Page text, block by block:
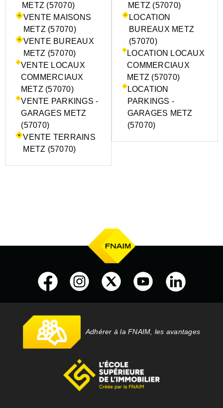
METZ (57070)
VENTE MAISONS
METZ (57070)
VENTE BUREAUX
METZ (57070)
VENTE LOCAUX
COMMERCIAUX
METZ (57070)
VENTE PARKINGS -
GARAGES METZ
(57070)
VENTE TERRAINS
METZ (57070)
METZ (57070)
LOCATION
BUREAUX METZ
(57070)
LOCATION LOCAUX
COMMERCIAUX
METZ (57070)
LOCATION
PARKINGS -
GARAGES METZ
(57070)
Adhérer à la FNAIM, les avantages